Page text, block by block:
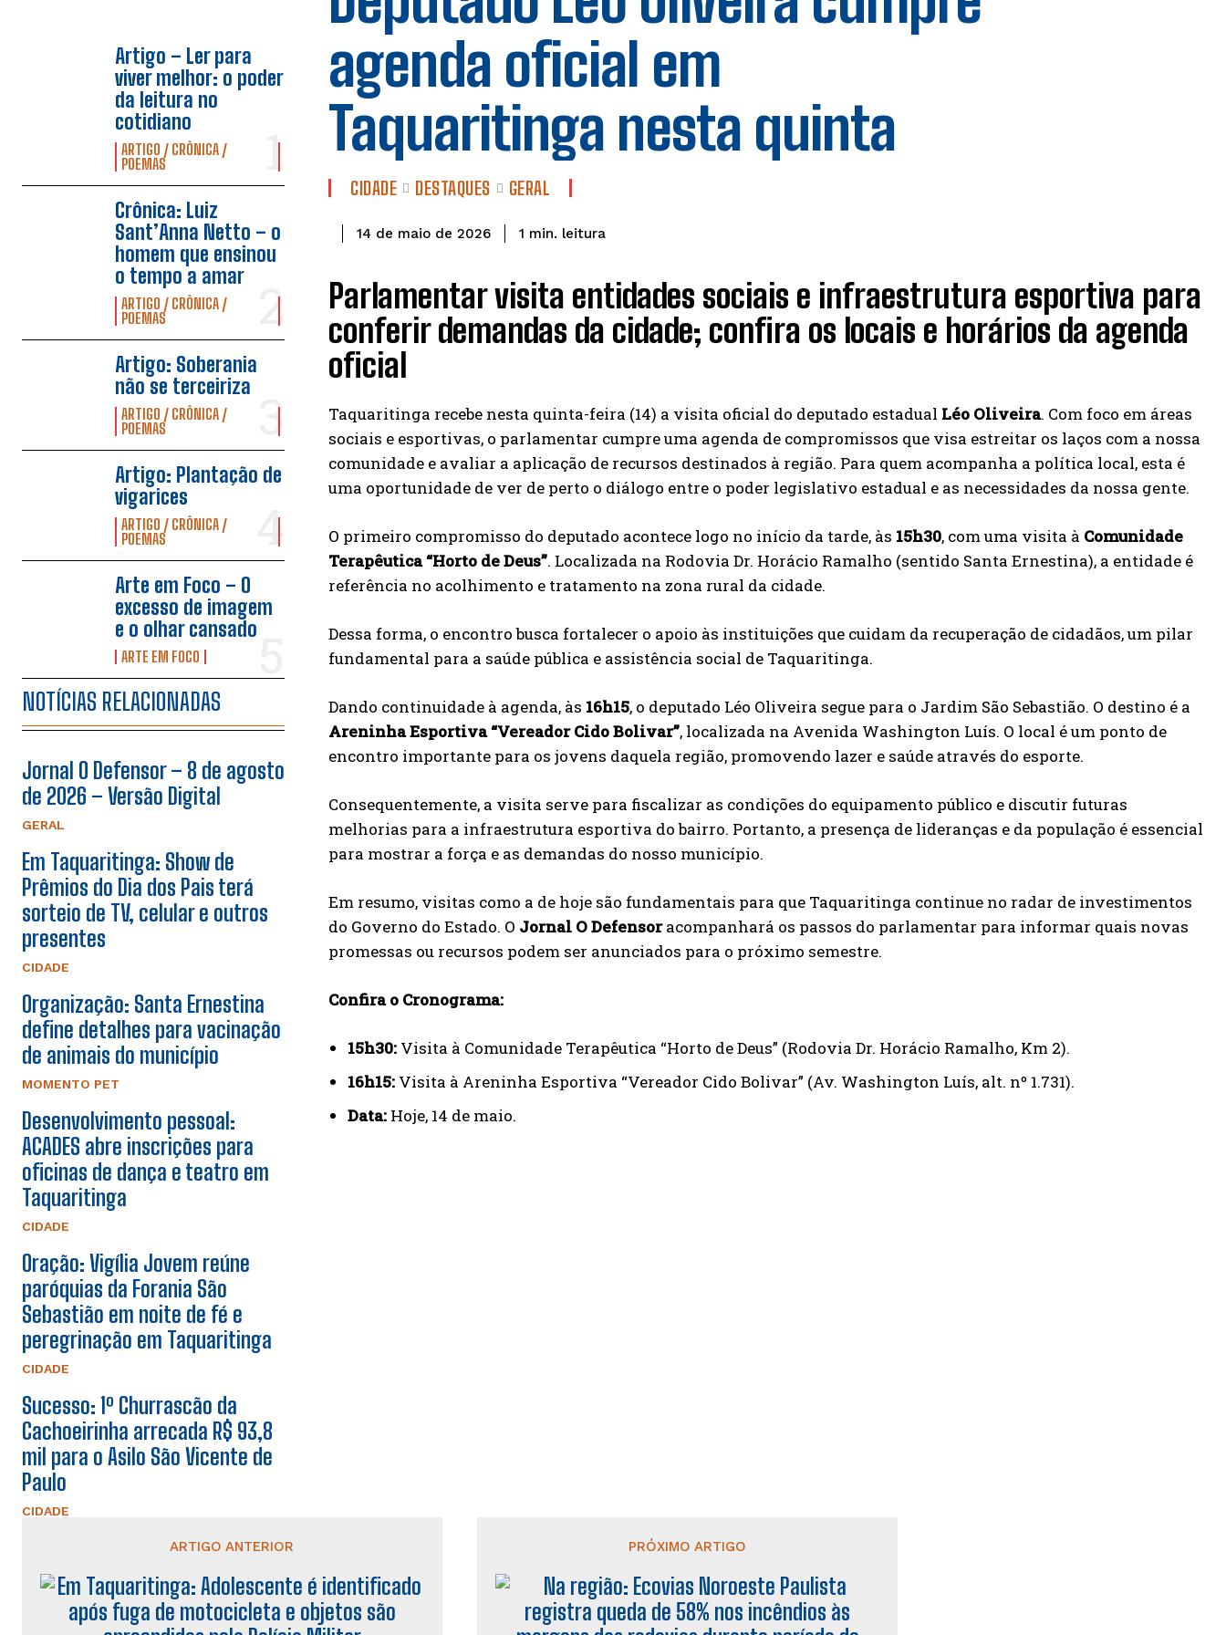
Artigo – Ler para
viver melhor: o poder
da leitura no
cotidiano
ARTIGO / CRÔNICA /
POEMAS
Crônica: Luiz
Sant’Anna Netto – o
homem que ensinou
o tempo a amar
ARTIGO / CRÔNICA /
POEMAS
Artigo: Soberania
não se terceiriza
ARTIGO / CRÔNICA /
POEMAS
Artigo: Plantação de
vigarices
ARTIGO / CRÔNICA /
POEMAS
Arte em Foco – O
excesso de imagem
e o olhar cansado
ARTE EM FOCO
NOTÍCIAS RELACIONADAS
Jornal O Defensor – 8 de agosto
de 2026 – Versão Digital
GERAL
Em Taquaritinga: Show de
Prêmios do Dia dos Pais terá
sorteio de TV, celular e outros
presentes
CIDADE
Organização: Santa Ernestina
define detalhes para vacinação
de animais do município
MOMENTO PET
Desenvolvimento pessoal:
ACADES abre inscrições para
oficinas de dança e teatro em
Taquaritinga
CIDADE
Oração: Vigília Jovem reúne
paróquias da Forania São
Sebastião em noite de fé e
peregrinação em Taquaritinga
CIDADE
Sucesso: 1º Churrascão da
Cachoeirinha arrecada R$ 93,8
mil para o Asilo São Vicente de
Paulo
CIDADE
agenda oficial em
Taquaritinga nesta quinta
CIDADE DESTAQUES GERAL
14 de maio de 2026 1 min. leitura
Parlamentar visita entidades sociais e infraestrutura esportiva para
conferir demandas da cidade; confira os locais e horários da agenda
oficial
Taquaritinga recebe nesta quinta-feira (14) a visita oficial do deputado estadual Léo Oliveira. Com foco em áreas
sociais e esportivas, o parlamentar cumpre uma agenda de compromissos que visa estreitar os laços com a nossa
comunidade e avaliar a aplicação de recursos destinados à região. Para quem acompanha a política local, esta é
uma oportunidade de ver de perto o diálogo entre o poder legislativo estadual e as necessidades da nossa gente.
O primeiro compromisso do deputado acontece logo no início da tarde, às 15h30, com uma visita à Comunidade
Terapêutica “Horto de Deus”. Localizada na Rodovia Dr. Horácio Ramalho (sentido Santa Ernestina), a entidade é
referência no acolhimento e tratamento na zona rural da cidade.
Dessa forma, o encontro busca fortalecer o apoio às instituições que cuidam da recuperação de cidadãos, um pilar
fundamental para a saúde pública e assistência social de Taquaritinga.
Dando continuidade à agenda, às 16h15, o deputado Léo Oliveira segue para o Jardim São Sebastião. O destino é a
Areninha Esportiva “Vereador Cido Bolivar”, localizada na Avenida Washington Luís. O local é um ponto de
encontro importante para os jovens daquela região, promovendo lazer e saúde através do esporte.
Consequentemente, a visita serve para fiscalizar as condições do equipamento público e discutir futuras
melhorias para a infraestrutura esportiva do bairro. Portanto, a presença de lideranças e da população é essencial
para mostrar a força e as demandas do nosso município.
Em resumo, visitas como a de hoje são fundamentais para que Taquaritinga continue no radar de investimentos
do Governo do Estado. O Jornal O Defensoracompanhará os passos do parlamentar para informar quais novas
promessas ou recursos podem ser anunciados para o próximo semestre.
Confira o Cronograma:
15h30: Visita à Comunidade Terapêutica “Horto de Deus” (Rodovia Dr. Horácio Ramalho, Km 2).
16h15: Visita à Areninha Esportiva “Vereador Cido Bolivar” (Av. Washington Luís, alt. nº 1.731).
Data: Hoje, 14 de maio.
ARTIGO ANTERIOR PRÓXIMO ARTIGO